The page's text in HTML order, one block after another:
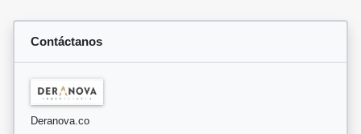
Contáctanos
Deranova.co